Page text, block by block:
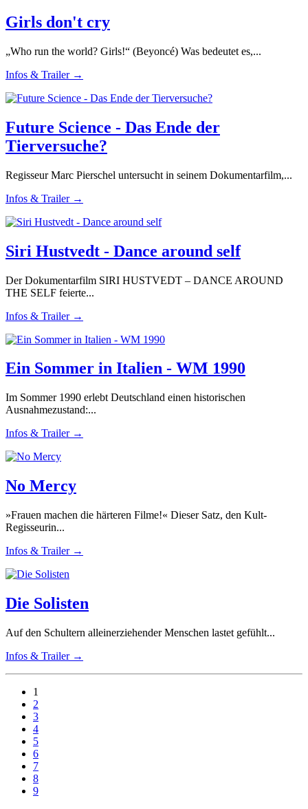
Girls don't cry
„Who run the world? Girls!“ (Beyoncé) Was bedeutet es,...
Infos & Trailer →
Future Science - Das Ende der
Tierversuche?
Regisseur Marc Pierschel untersucht in seinem Dokumentarfilm,...
Infos & Trailer →
Siri Hustvedt - Dance around self
Der Dokumentarfilm SIRI HUSTVEDT – DANCE AROUND
THE SELF feierte...
Infos & Trailer →
Ein Sommer in Italien - WM 1990
Im Sommer 1990 erlebt Deutschland einen historischen
Ausnahmezustand:...
Infos & Trailer →
No Mercy
»Frauen machen die härteren Filme!« Dieser Satz, den Kult-
Regisseurin...
Infos & Trailer →
Die Solisten
Auf den Schultern alleinerziehender Menschen lastet gefühlt...
Infos & Trailer →
1
2
3
4
5
6
7
8
9